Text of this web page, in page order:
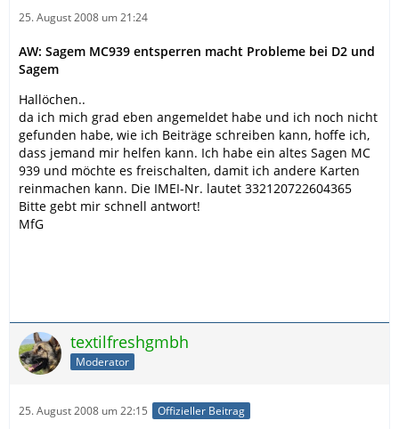
25. August 2008 um 21:24
AW: Sagem MC939 entsperren macht Probleme bei D2 und
Sagem
Hallöchen..
da ich mich grad eben angemeldet habe und ich noch nicht
gefunden habe, wie ich Beiträge schreiben kann, hoffe ich,
dass jemand mir helfen kann. Ich habe ein altes Sagen MC
939 und möchte es freischalten, damit ich andere Karten
reinmachen kann. Die IMEI-Nr. lautet 332120722604365
Bitte gebt mir schnell antwort!
MfG
textilfreshgmbh
Moderator
25. August 2008 um 22:15 Offizieller Beitrag